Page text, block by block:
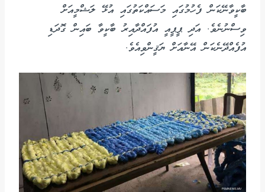
ބާކީވާނޭކަން ފެހުމުގައި މަސައްކަތުގައި އުޅޭ ލަޝްމީއަށް
ވިސްނުނެވެ. އަދި ޕީޕީއީ އުފައްދާއިރު ބާކީވާ ބައިން ގޮދަޑި
އުފެއްދޭނެކަން އޭނާއަށް ޔަޤީންވިއެވެ.